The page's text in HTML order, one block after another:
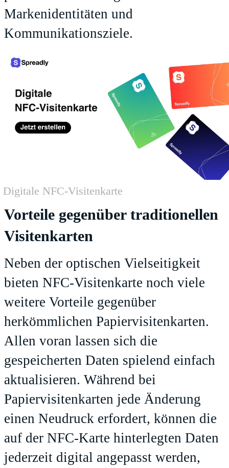
Markenidentitäten und
Kommunikationsziele.
Digitale NFC-Visitenkarte
Vorteile gegenüber traditionellen
Visitenkarten
Neben der optischen Vielseitigkeit
bieten NFC-Visitenkarte noch viele
weitere Vorteile gegenüber
herkömmlichen Papiervisitenkarten.
Allen voran lassen sich die
gespeicherten Daten spielend einfach
aktualisieren. Während bei
Papiervisitenkarten jede Änderung
einen Neudruck erfordert, können die
auf der NFC-Karte hinterlegten Daten
jederzeit digital angepasst werden,